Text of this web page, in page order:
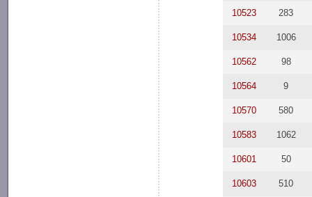
10523 283
10534 1006
10562 98
10564 9
10570 580
10583 1062
10601 50
10603 510